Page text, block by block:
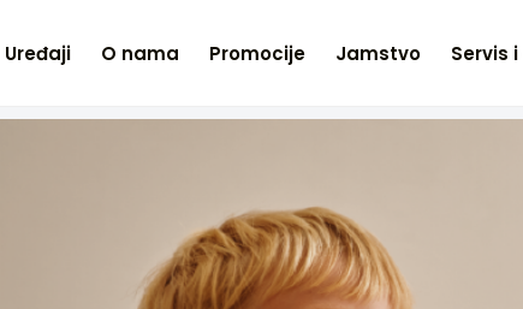
Uređaji O nama Promocije Jamstvo Servis